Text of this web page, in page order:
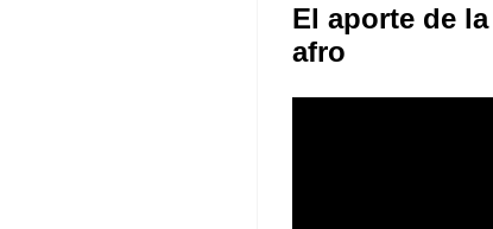
El aporte de
afro